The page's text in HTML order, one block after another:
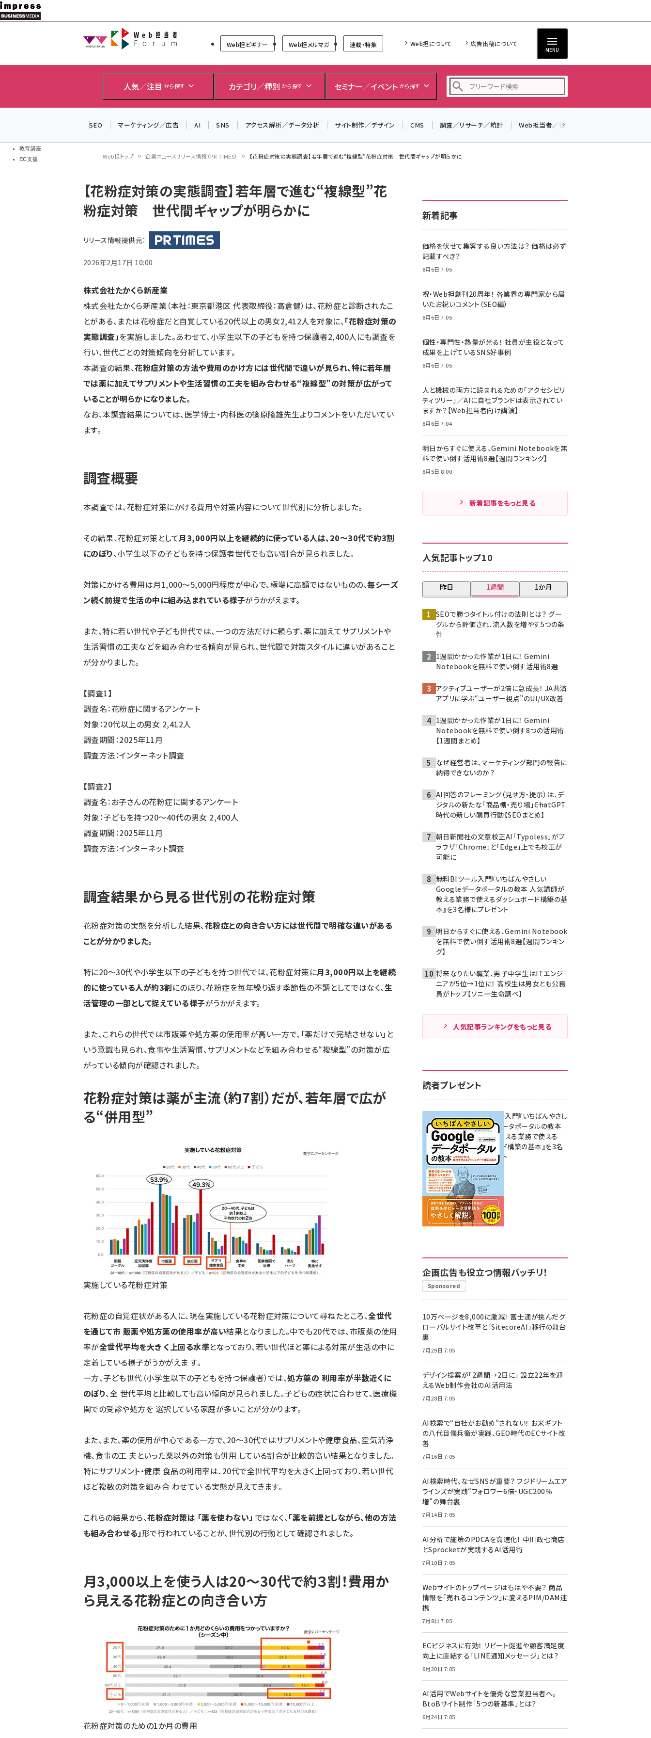
メ
イ
教育講座
EC支援
Web担当者Forum
Web担ビギナー Web担メルマガ 連載・特集 Web担について 広告出稿について
MENU
人気／注目 から探す カテゴリ／種別 から探す セミナー／イベント から探す
z世代 (1622)
meo (1275)
SEO マーケティング／広告 AI SNS アクセス解析／データ分析 サイト制作／デザイン CMS 調査／リサーチ／統計 Web担当者／仕事
ン
く
ず
Web担トップ 企業ニュースリリース情報（PR TIMES） 【花粉症対策の実態調査】若年層で進む“複線型”花粉症対策 世代間ギャップが明らかに
【花粉症対策の実態調査】若年層で進む“複線型”花
粉症対策 世代間ギャップが明らかに
リリース情報提供元：
2026年2月17日 10:00
株式会社たかくら新産業
株式会社たかくら新産業（本社：東京都港区 代表取締役：高倉健）は、花粉症と診断されたこ
とがある、または花粉症だと自覚している20代以上の男女2,412人を対象に、「花粉症対策の
実態調査」を実施しました。あわせて、小学生以下の子どもを持つ保護者2,400人にも調査を
行い、世代ごとの対策傾向を分析しています。
本調査の結果、花粉症対策の方法や費用のかけ方には世代間で違いが見られ、特に若年層
では薬に加えてサプリメントや生活習慣の工夫を組み合わせる“複線型”の対策が広がって
いることが明らかになりました。
なお、本調査結果については、医学博士・内科医の篠原隆雄先生よりコメントをいただいてい
ます。
調査概要
本調査では、花粉症対策にかける費用や対策内容について世代別に分析しました。
その結果、花粉症対策として月3,000円以上を継続的に使っている人は、20～30代で約3割
にのぼり、小学生以下の子どもを持つ保護者世代でも高い割合が見られました。
対策にかける費用は月1,000～5,000円程度が中心で、極端に高額ではないものの、毎シーズ
ン続く前提で生活の中に組み込まれている様子がうかがえます。
また、特に若い世代や子ども世代では、一つの方法だけに頼らず、薬に加えてサプリメントや
生活習慣の工夫などを組み合わせる傾向が見られ、世代間で対策スタイルに違いがあること
が分かりました。
【調査1】
調査名：花粉症に関するアンケート
対象：20代以上の男女 2,412人
調査期間：2025年11月
調査方法：インターネット調査
【調査2】
調査名：お子さんの花粉症に関するアンケート
対象：子どもを持つ20～40代の男女 2,400人
調査期間：2025年11月
調査方法：インターネット調査
調査結果から見る世代別の花粉症対策
花粉症対策の実態を分析した結果、花粉症との向き合い方には世代間で明確な違いがある
ことが分かりました。
特に20～30代や小学生以下の子どもを持つ世代では、花粉症対策に月3,000円以上を継続
的に使っている人が約3割にのぼり、花粉症を毎年繰り返す季節性の不調としてではなく、生
活管理の一部として捉えている様子がうかがえます。
また、これらの世代では市販薬や処方薬の使用率が高い一方で、「薬だけで完結させない」と
いう意識も見られ、食事や生活習慣、サプリメントなどを組み合わせる“複線型”の対策が広
がっている傾向が確認されました。
花粉症対策は薬が主流（約7割）だが、若年層で広が
る“併用型”
実施している花粉症対策
花粉症の自覚症状がある人に、現在実施している花粉症対策について尋ねたところ、全世代
を通じて市 販薬や処方薬の使用率が高い結果となりました。中でも20代では、市販薬の使用
率が全世代平均を大き く上回る水準となっており、若い世代ほど薬による対策が生活の中に
定着している様子がうかがえま す。
一方、子ども世代（小学生以下の子どもを持つ保護者）では、処方薬の 利用率が半数近くに
のぼり、全 世代平均と比較しても高い傾向が見られました。子どもの症状に合わせて、医療機
関での受診や処方を 選択している家庭が多いことが分かります。
また、また、薬の使用が中心である一方で、20～30代ではサプリメントや健康食品、空気清浄
機、食事の工 夫といった薬以外の対策も併用 している割合が比較的高い結果となりました。
特にサプリメント‧健康 食品の利用率は、20代で全世代平均を大きく上回っており、若い世代
ほど複数の対策を組み合 わせてい る実態が見えてきます。
これらの結果から、花粉症対策は 「薬を使わない」 ではなく、「薬を前提としながら、他の方法
も組み合わせる」形で行われていることが、世代別の行動として確認されました。
月3,000以上を使う人は20～30代で約３割！費用か
ら見える花粉症との向き合い方
花粉症対策のための1か月の費用
新着記事
価格を伏せて集客する良い方法は？ 価格は必ず
記載すべき？
8月6日 7:05
祝・Web担創刊20周年！ 各業界の専門家から届
いたお祝いコメント（SEO編）
8月6日 7:05
個性・専門性・熱量が光る！ 社員が主役となって
成果を上げているSNS好事例
8月6日 7:05
人と機械の両方に読まれるための「アクセシビリ
ティツリー」／AIに自社ブランドは表示されてい
ますか？【Web担当者向け講演】
8月6日 7:04
明日からすぐに使える、Gemini Notebookを無
料で使い倒す活用術8選【週間ランキング】
8月5日 8:00
新着記事をもっと見る
人気記事トップ10
昨日 1週間 1か月
SEOで勝つタイトル付けの法則とは？ グー
グルから評価され、流入数を増やす5つの条
件
1週間かかった作業が1日に！ Gemini
Notebookを無料で使い倒す活用術8選
アクティブユーザーが2倍に急成長！ JA共済
アプリに学ぶ“ユーザー視点”のUI/UX改善
1週間かかった作業が1日に！ Gemini
Notebookを無料で使い倒す8つの活用術
【1週間まとめ】
なぜ経営者は、マーケティング部門の報告に
納得できないのか？
AI回答のフレーミング（見せ方・提示）は、デ
ジタルの新たな「商品棚・売り場」――ChatGPT
時代の新しい購買行動【SEOまとめ】
朝日新聞社の文章校正AI「Typoless」がブ
ラウザ「Chrome」と「Edge」上でも校正が
可能に
無料BIツール入門『いちばんやさしい
Googleデータポータルの教本 人気講師が
教える業務で使えるダッシュボード構築の基
本』を3名様にプレゼント
明日からすぐに使える、Gemini Notebook
を無料で使い倒す活用術8選【週間ランキン
グ】
将来なりたい職業、男子中学生はITエンジ
ニアが5位→1位に！ 高校生は男女とも公務
員がトップ【ソニー生命調べ】
人気記事ランキングをもっと見る
読者プレゼント
無料BIツール入門『いちばんやさし
いGoogleデータポータルの教本
人気講師が教える業務で使える
ダッシュボード構築の基本』を3名
様にプレゼント
7月31日 10:00
企画広告も役立つ情報バッチリ！
Sponsored
10万ページを8,000に激減！ 富士通が挑んだグ
ローバルサイト改革と「SitecoreAI」移行の舞台
裏
7月29日 7:05
デザイン提案が「2週間→2日に」 設立22年を迎
えるWeb制作会社のAI活用法
7月28日 7:05
AI検索で“自社がお勧め”されない！ お米ギフト
の八代目儀兵衛が実践、GEO時代のECサイト改
善
7月16日 7:05
AI検索時代、なぜSNSが重要？ フジドリームエア
ラインズが実践“フォロワー6倍・UGC200％
増”の舞台裏
7月14日 7:05
AI分析で施策のPDCAを高速化！ 中川政七商店
とSprocketが実践するAI活用術
7月10日 7:05
Webサイトのトップページはもはや不要？ 商品
情報を「売れるコンテンツ」に変えるPIM/DAM連
携
7月8日 7:05
ECビジネスに有効！ リピート促進や顧客満足度
向上に直結する「LINE通知メッセージ」とは？
6月30日 7:05
AI活用でWebサイトを優秀な営業担当者へ。
BtoBサイト制作「5つの新基準」とは？
6月24日 7:05
＼ 読者アンケートにご協力ください ／
▼アンケートページはこちらから▼